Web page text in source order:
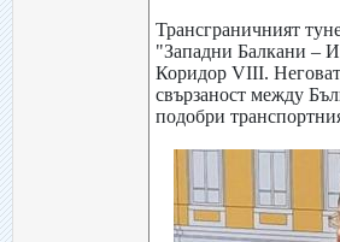
Трансграничният
"Западни Балкани –
Коридор VIII.
свързаност между
подобри